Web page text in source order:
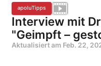
apoluTipps
Interview mit
"Geimpft –
Aktualisiert am Feb. 22,